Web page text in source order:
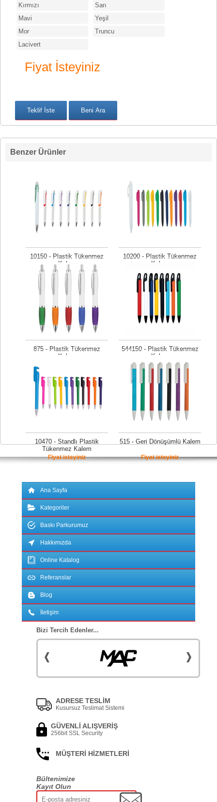
Kırmızı
Sarı
Mavi
Yeşil
Mor
Truncu
Lacivert
Fiyat İsteyiniz
Benzer Ürünler
10150 - Plastik Tükenmez
Kalem
Fiyat isteyiniz
10200 - Plastik Tükenmez
Kalem
Fiyat isteyiniz
875 - Plastik Tükenmez
Kalem
544150 - Plastik Tükenmez
Kalem
Fiyat isteyiniz
10470 - Standlı Plastik
Tükenmez Kalem
Fiyat isteyiniz
515 - Geri Dönüşümlü Kalem
Fiyat isteyiniz
Ana Sayfa
Kategoriler
Baskı Parkurumuz
Hakkımızda
Online Katalog
Referanslar
Blog
İletişim
Bizi Tercih Edenler...
ADRESE TESLİM
Kusursuz Teslimat Sistemi
GÜVENLİ ALIŞVERİŞ
256bit SSL Security
MÜŞTERİ HİZMETLERİ
Bültenimize
Kayıt Olun